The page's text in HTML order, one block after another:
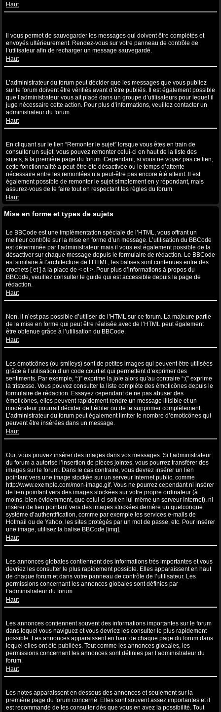
Haut
Il vous permet de sauvegarder les messages qui doivent être complétés et
envoyés ultérieurement. Rendez-vous sur votre panneau de contrôle de
l’utilisateur afin de recharger un message sauvegardé.
Haut
L’administrateur du forum peut décider que les messages que vous publiez
sur le forum doivent être vérifiés avant d’être publiés. Il est également possible
que l’administrateur vous ait placé dans un groupe d’utilisateurs pour lequel il
juge nécessaire cette action. Pour plus d’informations, veuillez contacter un
administrateur du forum.
Haut
En cliquant sur le lien “Remonter le sujet” lorsque vous êtes en train de
consulter un sujet, vous pouvez remonter celui-ci en haut de la liste des
sujets, à la première page du forum. Cependant, si vous ne voyez pas ce lien,
cette fonctionnalité a peut-être été désactivée ou le temps d’attente
nécessaire entre les remontées n’a peut-être pas encore été atteint. Il est
également possible de remonter le sujet simplement en y répondant, mais
assurez-vous de le faire tout en respectant les règles du forum.
Haut
Mise en forme et types de sujets
Le BBCode est une implémentation spéciale de l’HTML, vous offrant un
meilleur contrôle sur la mise en forme d’un message. L’utilisation du BBCode
est déterminée par l’administrateur mais il vous est également possible de la
désactiver sur chaque message depuis le formulaire de rédaction. Le BBCode
est similaire à l’architecture de l’HTML, les balises sont contenues entre des
crochets [ et ] à la place de < et >. Pour plus d’informations à propos du
BBCode, veuillez consulter le guide qui est accessible depuis la page de
rédaction.
Haut
Non, il n’est pas possible d’utiliser de l’HTML sur ce forum. La majeure partie
de la mise en forme qui peut être réalisée avec de l’HTML peut également
être obtenue grâce à l’utilisation du BBCode.
Haut
Les émoticônes (ou smileys) sont de petites images qui peuvent être utilisées
grâce à l’utilisation d’un code court et qui permettent d’exprimer des
sentiments. Par exemple, “:)” exprime la joie alors qu’au contraire “:(” exprime
la tristesse. Vous pouvez consulter la liste complète des émoticônes depuis le
formulaire de rédaction. Essayez cependant de ne pas abuser des
émoticônes, elles peuvent rapidement rendre un message illisible et un
modérateur pourrait décider de l’éditer ou de le supprimer complètement.
L’administrateur du forum peut également limiter le nombre d’émoticônes qui
peuvent être insérées dans un message.
Haut
Oui, vous pouvez insérer des images dans vos messages. Si l’administrateur
du forum a autorisé l’insertion de pièces jointes, vous pourrez transférer des
images sur le forum. Dans le cas contraire, vous devrez insérer un lien
pointant vers une image stockée sur un serveur Internet public, comme
http://www.exemple.com/mon-image.gif. Vous ne pourrez cependant ni insérer
de lien pointant vers des images stockées sur votre propre ordinateur (à
moins, bien évidemment, que celui-ci soit en lui-même un serveur Internet), ni
insérer de lien pointant vers des images stockées derrière un quelconque
système d’authentification, comme par exemple les services e-mails de
Hotmail ou de Yahoo, les sites protégés par un mot de passe, etc. Pour insérer
une image, utilisez la balise BBCode [img].
Haut
Les annonces globales contiennent des informations très importantes et vous
devriez les consulter le plus rapidement possible. Elles apparaissent en haut
de chaque forum et dans votre panneau de contrôle de l’utilisateur. Les
permissions concernant les annonces globales sont définies par
l’administrateur du forum.
Haut
Les annonces contiennent souvent des informations importantes sur le forum
dans lequel vous naviguez et vous devriez les consulter le plus rapidement
possible. Les annonces apparaissent en haut de chaque page du forum dans
lequel elles ont été publiées. Tout comme les annonces globales, les
permissions concernant les annonces sont définies par l’administrateur du
forum.
Haut
Les notes apparaissent en dessous des annonces et seulement sur la
première page du forum concerné. Elles sont souvent assez importantes et il
est recommandé de les consulter dès que vous en avez la possibilité. Tout